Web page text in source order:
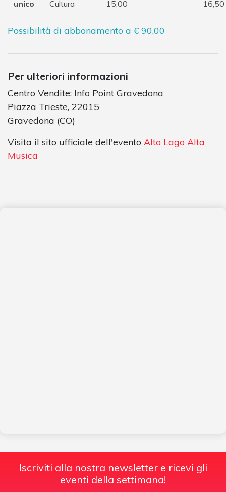
unico Cultura 15,00 16,50
Possibilità di abbonamento a € 90,00
Per ulteriori informazioni
Centro Vendite: Info Point Gravedona
Piazza Trieste, 22015
Gravedona (CO)
Visita il sito ufficiale dell'evento Alto Lago Alta
Musica
Iscriviti alla nostra newsletter e ricevi gli
eventi della settimana!